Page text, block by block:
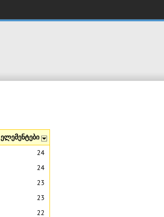
ელემენტები
24
24
23
23
22